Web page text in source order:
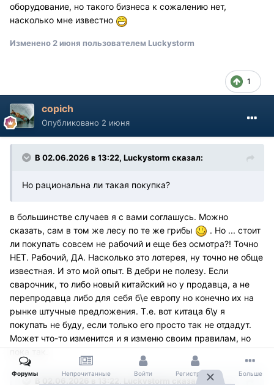
оборудование, но такого бизнеса к сожалению нет,
насколько мне известно
Изменено 2 июня пользователем Luckystorm
1
copich
Опубликовано 2 июня
В 02.06.2026 в 13:22, Luckystorm сказал:
Но рациональна ли такая покупка?
в большинстве случаев я с вами соглашусь. Можно
сказать, сам в том же лесу по те же грибы
. Но ... стоит
ли покупать совсем не рабочий и еще без осмотра?! Точно
НЕТ. Рабочий, ДА. Насколько это лотерея, ну точно не обще
известная. И это мой опыт. В дебри не полезу. Если
сварочник, то либо новый китайский но у продавца, а не
перепродавца либо для себя б\е европу но конечно их на
рынке штучные предложения. Т.е. вот китаца б\у я
покупать не буду, если только его просто так не отдадут.
Может что-то изменится и я изменю своим правилам, но
пока так.
сказал:
Форумы Непрочитанные Войти Регистрация Больше